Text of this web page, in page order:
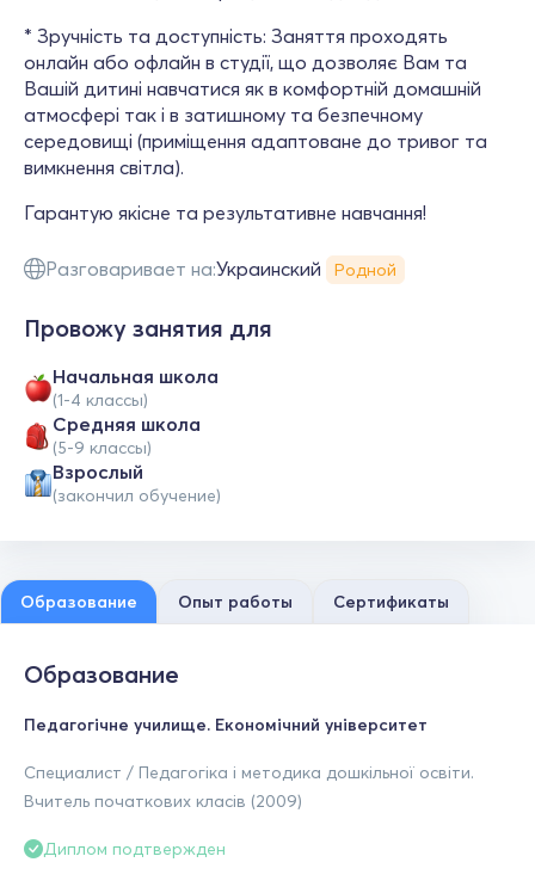
* Зручність та доступність: Заняття проходять
онлайн або офлайн в студії, що дозволяє Вам та
Вашій дитині навчатися як в комфортній домашній
атмосфері так і в затишному та безпечному
середовищі (приміщення адаптоване до тривог та
вимкнення світла).
Гарантую якісне та результативне навчання!
Разговаривает на:Украинский Родной
Провожу занятия для
Начальная школа
(1-4 классы)
Средняя школа
(5-9 классы)
Взрослый
(закончил обучение)
Образование Опыт работы Сертификаты
Образование
Педагогічне училище. Економічний університет
Специалист / Педагогіка і методика дошкільної освіти.
Вчитель початкових класів (2009)
Диплом подтвержден